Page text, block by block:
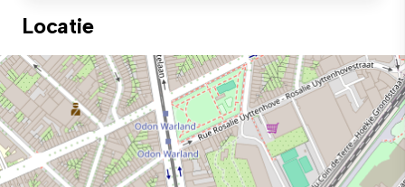
Locatie